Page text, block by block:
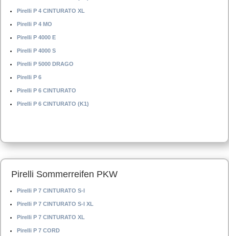
Pirelli P 4 CINTURATO XL
Pirelli P 4 MO
Pirelli P 4000 E
Pirelli P 4000 S
Pirelli P 5000 DRAGO
Pirelli P 6
Pirelli P 6 CINTURATO
Pirelli P 6 CINTURATO (K1)
Pirelli Sommerreifen PKW
Pirelli P 7 CINTURATO S-I
Pirelli P 7 CINTURATO S-I XL
Pirelli P 7 CINTURATO XL
Pirelli P 7 CORD